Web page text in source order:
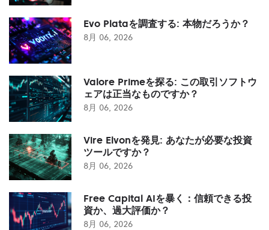
Evo Plataを調査する: 本物だろうか？
8月 06, 2026
Valore Primeを探る: この取引ソフトウ
ェアは正当なものですか？
8月 06, 2026
Vire Elvonを発見: あなたが必要な投資
ツールですか？
8月 06, 2026
Free Capital AIを暴く：信頼できる投
資か、過大評価か？
8月 06, 2026